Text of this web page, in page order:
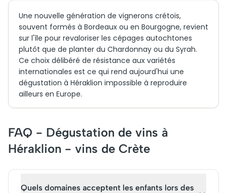
Une nouvelle génération de vignerons crétois,
souvent formés à Bordeaux ou en Bourgogne, revient
sur l'île pour revaloriser les cépages autochtones
plutôt que de planter du Chardonnay ou du Syrah.
Ce choix délibéré de résistance aux variétés
internationales est ce qui rend aujourd'hui une
dégustation à Héraklion impossible à reproduire
ailleurs en Europe.
FAQ - Dégustation de vins à
Héraklion - vins de Crète
Quels domaines acceptent les enfants lors des